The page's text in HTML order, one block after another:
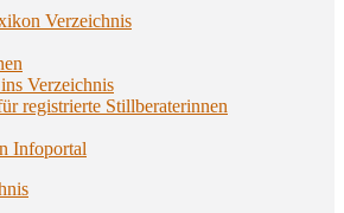
Verzeichnis
Verzeichnis
regis­trier­te Stillberaterinnen
Infoportal